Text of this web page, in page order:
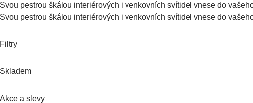
Svou pestrou škálou interiérových i venkovních svítidel vnese do
Svou pestrou škálou interiérových i venkovních svítidel vnese do
Filtry
Skladem
Akce a slevy